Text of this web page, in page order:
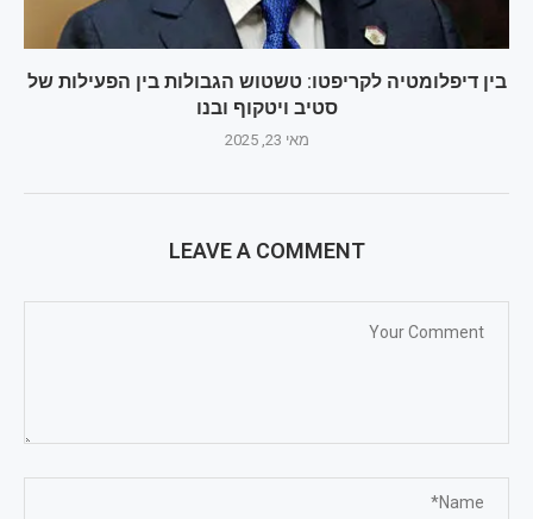
בין דיפלומטיה לקריפטו: טשטוש הגבולות בין הפעילות של
סטיב ויטקוף ובנו
מאי 23, 2025
LEAVE A COMMENT